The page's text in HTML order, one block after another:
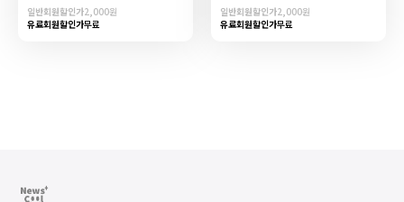
일반회원할인가2,000원
유료회원할인가무료
일반회원할인가2,000원
유료회원할인가무료